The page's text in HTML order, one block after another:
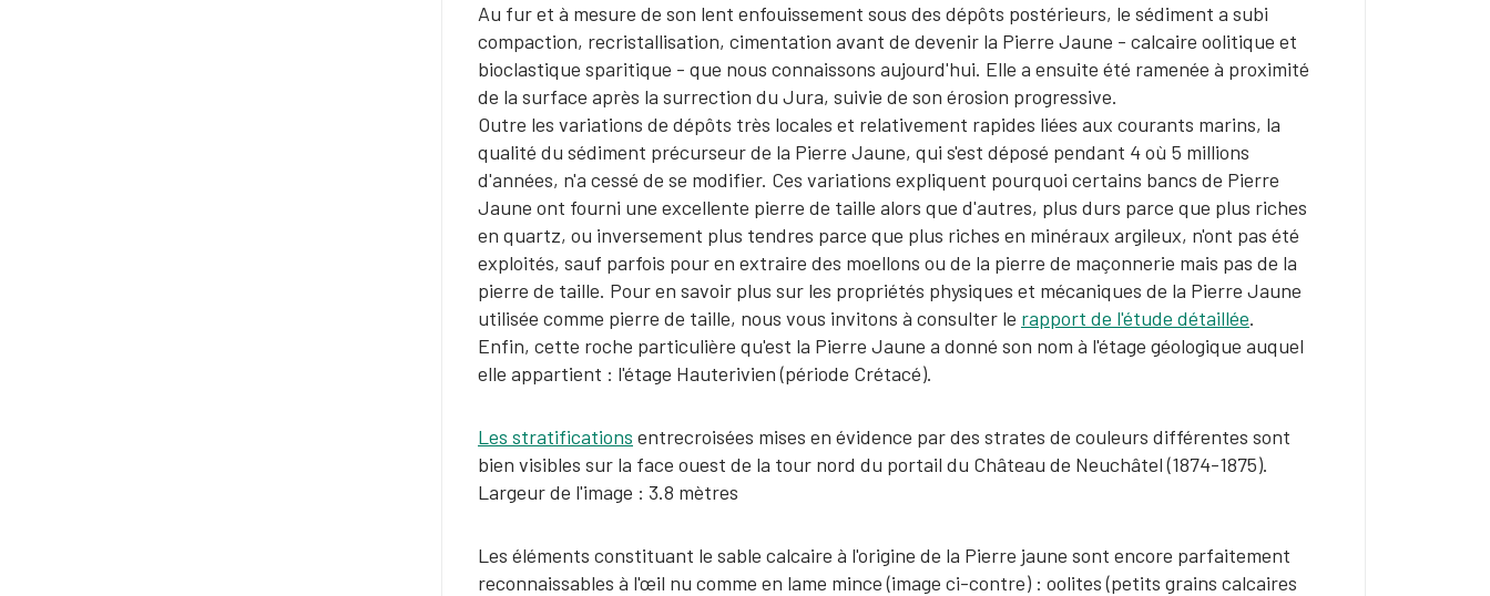
Au fur et à mesure de son lent enfouissement sous des dépôts postérieurs, le sédiment a subi
compaction, recristallisation, cimentation avant de devenir la Pierre Jaune - calcaire oolitique et
bioclastique sparitique - que nous connaissons aujourd'hui. Elle a ensuite été ramenée à proximité
de la surface après la surrection du Jura, suivie de son érosion progressive.
Outre les variations de dépôts très locales et relativement rapides liées aux courants marins, la
qualité du sédiment précurseur de la Pierre Jaune, qui s'est déposé pendant 4 où 5 millions
d'années, n'a cessé de se modifier. Ces variations expliquent pourquoi certains bancs de Pierre
Jaune ont fourni une excellente pierre de taille alors que d'autres, plus durs parce que plus riches
en quartz, ou inversement plus tendres parce que plus riches en minéraux argileux, n'ont pas été
exploités, sauf parfois pour en extraire des moellons ou de la pierre de maçonnerie mais pas de la
pierre de taille. Pour en savoir plus sur les propriétés physiques et mécaniques de la Pierre Jaune
utilisée comme pierre de taille, nous vous invitons à consulter le rapport de l'étude détaillée.
Enfin, cette roche particulière qu'est la Pierre Jaune a donné son nom à l'étage géologique auquel
elle appartient : l'étage Hauterivien (période Crétacé).
Les stratifications entrecroisées mises en évidence par des strates de couleurs différentes sont
bien visibles sur la face ouest de la tour nord du portail du Château de Neuchâtel (1874-1875).
Largeur de l'image : 3.8 mètres
Les éléments constituant le sable calcaire à l'origine de la Pierre jaune sont encore parfaitement
reconnaissables à l'œil nu comme en lame mince (image ci-contre) : oolites (petits grains calcaires